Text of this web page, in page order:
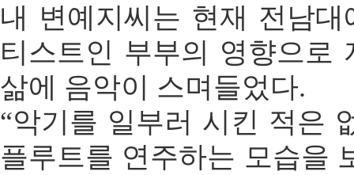
내 변예지씨는 현재 전남
티스트인 부부의 영향으로
삶에 음악이 스며들었다.
“악기를 일부러 시킨 적은
플루트를 연주하는 모습을